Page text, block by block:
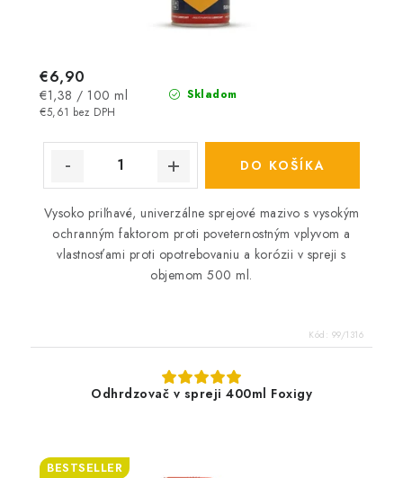
Skladom
€5,61 bez DPH
€6,90
Jednotková
cena:
€1,38 / 100 ml
DO KOŠÍKA
Vysoko priľnavé, univerzálne sprejové mazivo s vysokým
ochranným faktorom proti poveternostným vplyvom a
vlastnosťami proti opotrebovaniu a korózii v spreji s
objemom 500 ml.
Kód: 99/1316
Odhrdzovač v spreji 400ml Foxigy
BESTSELLER